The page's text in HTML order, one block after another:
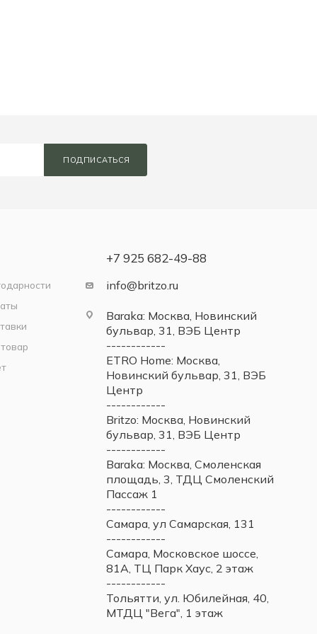
ПОДПИСАТЬСЯ
+7 925 682-49-88
info@britzo.ru
Baraka: Москва, Новинский
бульвар, 31, ВЭБ Центр
------------
ETRO Home: Москва,
Новинский бульвар, 31, ВЭБ
Центр
------------
Britzo: Москва, Новинский
бульвар, 31, ВЭБ Центр
------------
Baraka: Москва, Смоленская
площадь, 3, ТДЦ Смоленский
Пассаж 1
------------
Самара, ул Самарская, 131
------------
Самара, Московское шоссе,
81А, ТЦ Парк Хаус, 2 этаж
------------
Тольятти, ул. Юбилейная, 40,
МТДЦ "Вега", 1 этаж